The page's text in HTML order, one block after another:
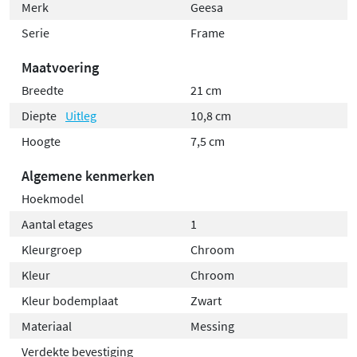
bevestigingsmaterialen hang je de korf snel en
eenvoudig aan de wand, zodat je direct kunt genieten
van extra opbergruimte in je douche.
Merk
Geesa
Serie
Frame
Maatvoering
Breedte
21 cm
Diepte Uitleg
10,8 cm
Hoogte
7,5 cm
Algemene kenmerken
Hoekmodel
Aantal etages
1
Kleurgroep
Chroom
Kleur
Chroom
Kleur bodemplaat
Zwart
Materiaal
Messing
Verdekte bevestiging